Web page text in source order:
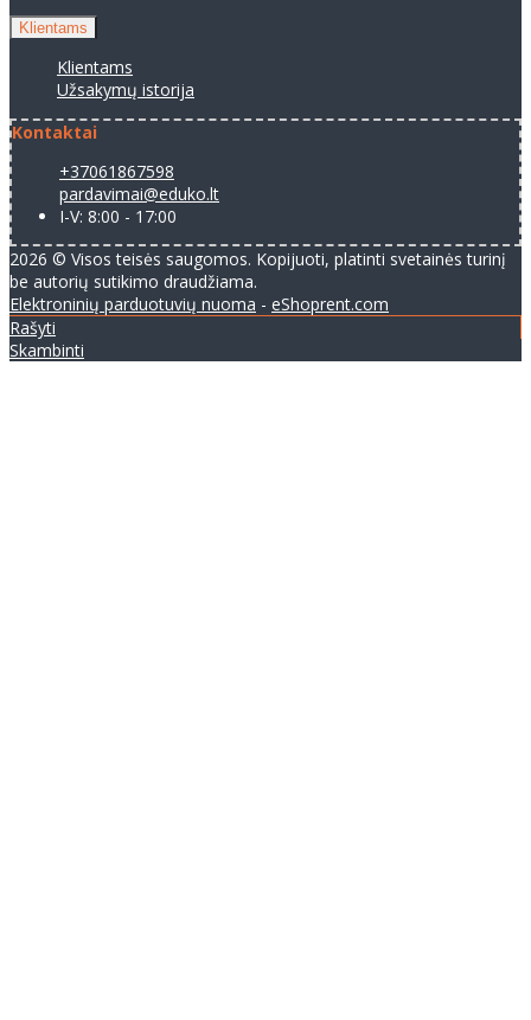
Klientams
Klientams
Užsakymų istorija
Kontaktai
+37061867598
pardavimai@eduko.lt
I-V: 8:00 - 17:00
2026 © Visos teisės saugomos. Kopijuoti, platinti svetainės turinį
be autorių sutikimo draudžiama.
Elektroninių parduotuvių nuoma - eShoprent.com
Rašyti
Skambinti